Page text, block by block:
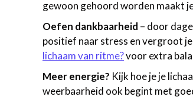
gewoon gehoord worden maakt
Oefen dankbaarheid – door
positief naar stress en vergroot
lichaam van ritme?voor extra
Meer energie? Kijk hoe je je
weerbaarheid ook begint met